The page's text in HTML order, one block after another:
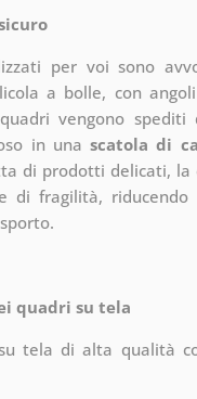
per voi sono
a bolle, con
vengono spediti
in unascatola di
di prodotti delicati, la
di fragilità,
quadri su tela
tela di alta qualità